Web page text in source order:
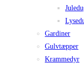
Gardiner
Gulvtæpper
Krammedyr